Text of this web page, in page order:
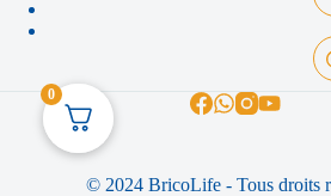
© 2024 BricoLife - Tous droits
0